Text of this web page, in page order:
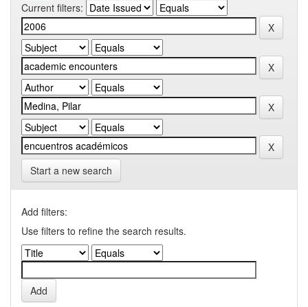
Current filters:
Start a new search
Add filters:
Use filters to refine the search results.